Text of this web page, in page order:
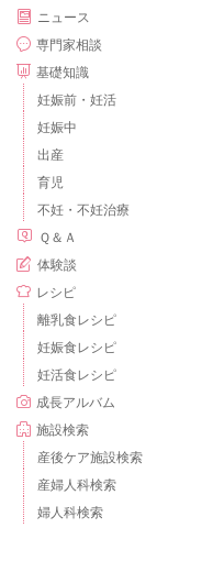
ニュース
専門家相談
基礎知識
妊娠前・妊活
妊娠中
出産
育児
不妊・不妊治療
Ｑ＆Ａ
体験談
レシピ
離乳食レシピ
妊娠食レシピ
妊活食レシピ
成長アルバム
施設検索
産後ケア施設検索
産婦人科検索
婦人科検索